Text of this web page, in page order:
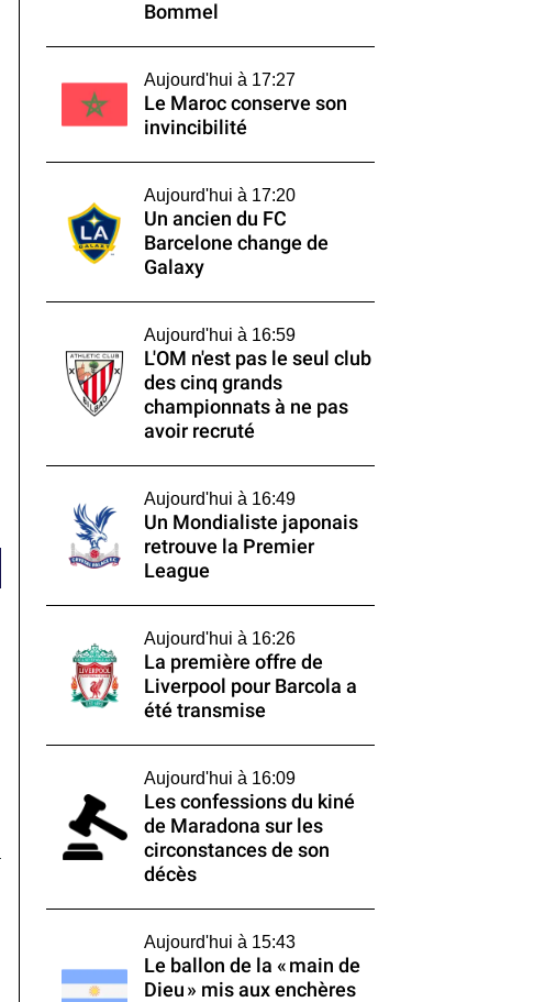
Bommel
Aujourd'hui à 17:27
Le Maroc conserve son
invincibilité
Aujourd'hui à 17:20
Un ancien du FC
Barcelone change de
Galaxy
Aujourd'hui à 16:59
L'OM n'est pas le seul club
des cinq grands
championnats à ne pas
avoir recruté
Aujourd'hui à 16:49
Un Mondialiste japonais
retrouve la Premier
League
Aujourd'hui à 16:26
La première offre de
Liverpool pour Barcola a
été transmise
Aujourd'hui à 16:09
Les confessions du kiné
de Maradona sur les
circonstances de son
décès
Aujourd'hui à 15:43
Le ballon de la « main de
Dieu » mis aux enchères